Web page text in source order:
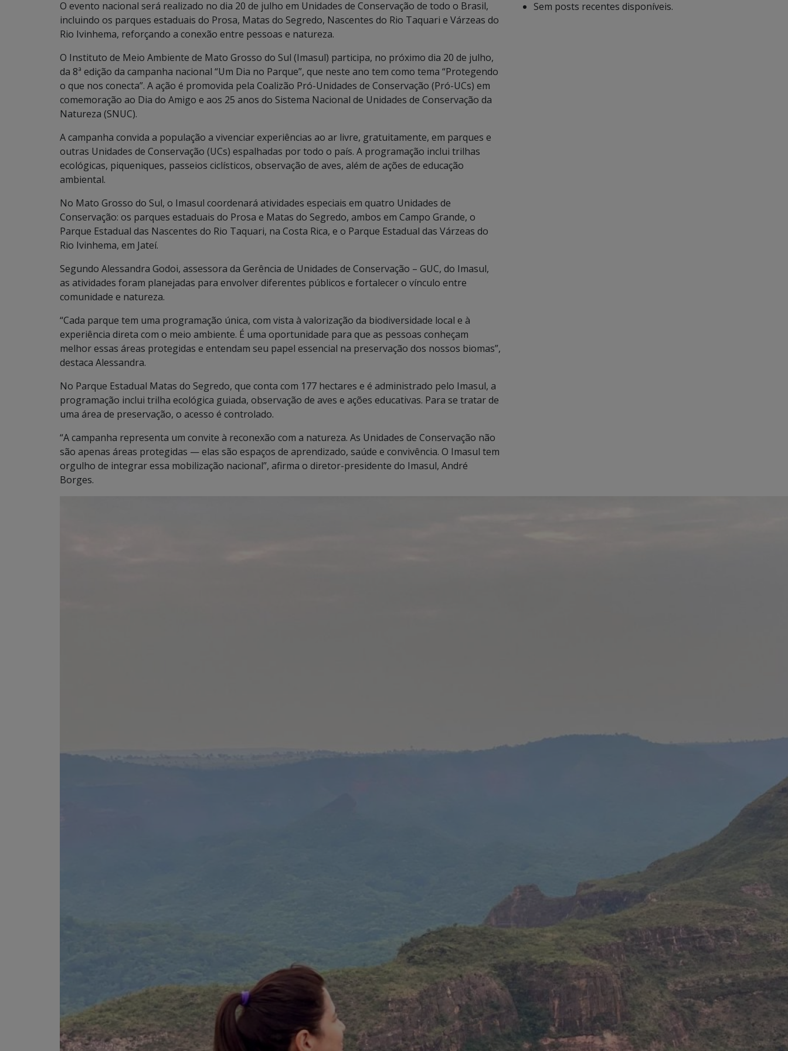
O evento nacional será realizado no dia 20 de julho em Unidades de Conservação de todo o Brasil,
incluindo os parques estaduais do Prosa, Matas do Segredo, Nascentes do Rio Taquari e Várzeas do
Rio Ivinhema, reforçando a conexão entre pessoas e natureza.
O Instituto de Meio Ambiente de Mato Grosso do Sul (Imasul) participa, no próximo dia 20 de julho,
da 8ª edição da campanha nacional “Um Dia no Parque”, que neste ano tem como tema “Protegendo
o que nos conecta”. A ação é promovida pela Coalizão Pró-Unidades de Conservação (Pró-UCs) em
comemoração ao Dia do Amigo e aos 25 anos do Sistema Nacional de Unidades de Conservação da
Natureza (SNUC).
A campanha convida a população a vivenciar experiências ao ar livre, gratuitamente, em parques e
outras Unidades de Conservação (UCs) espalhadas por todo o país. A programação inclui trilhas
ecológicas, piqueniques, passeios ciclísticos, observação de aves, além de ações de educação
ambiental.
No Mato Grosso do Sul, o Imasul coordenará atividades especiais em quatro Unidades de
Conservação: os parques estaduais do Prosa e Matas do Segredo, ambos em Campo Grande, o
Parque Estadual das Nascentes do Rio Taquari, na Costa Rica, e o Parque Estadual das Várzeas do
Rio Ivinhema, em Jateí.
Segundo Alessandra Godoi, assessora da Gerência de Unidades de Conservação – GUC, do Imasul,
as atividades foram planejadas para envolver diferentes públicos e fortalecer o vínculo entre
comunidade e natureza.
“Cada parque tem uma programação única, com vista à valorização da biodiversidade local e à
experiência direta com o meio ambiente. É uma oportunidade para que as pessoas conheçam
melhor essas áreas protegidas e entendam seu papel essencial na preservação dos nossos biomas”,
destaca Alessandra.
No Parque Estadual Matas do Segredo, que conta com 177 hectares e é administrado pelo Imasul, a
programação inclui trilha ecológica guiada, observação de aves e ações educativas. Para se tratar de
uma área de preservação, o acesso é controlado.
“A campanha representa um convite à reconexão com a natureza. As Unidades de Conservação não
são apenas áreas protegidas — elas são espaços de aprendizado, saúde e convivência. O Imasul tem
orgulho de integrar essa mobilização nacional”, afirma o diretor-presidente do Imasul, André
Borges.
Sem posts recentes disponíveis.